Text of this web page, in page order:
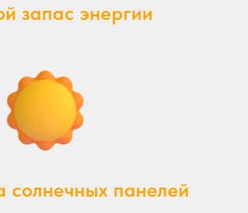
запас энергии
солнечных панелей